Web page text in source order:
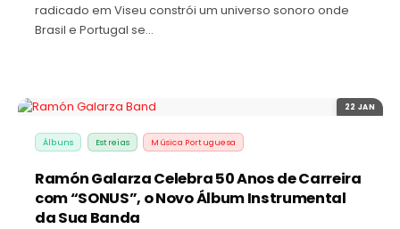
radicado em Viseu constrói um universo sonoro onde
Brasil e Portugal se…
22 JAN
Álbuns Estreias Música Portuguesa
Ramón Galarza Celebra 50 Anos de Carreira
com “SONUS”, o Novo Álbum Instrumental
da Sua Banda